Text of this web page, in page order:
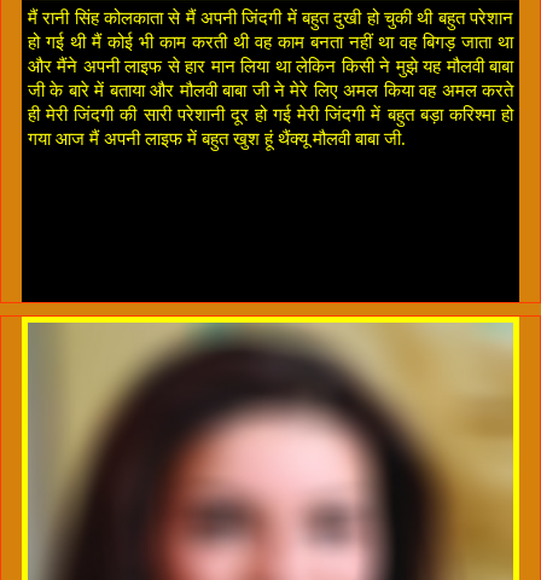
मैं रानी सिंह कोलकाता से मैं अपनी जिंदगी में बहुत दुखी हो चुकी थी बहुत परेशान
हो गई थी मैं कोई भी काम करती थी वह काम बनता नहीं था वह बिगड़ जाता था
और मैंने अपनी लाइफ से हार मान लिया था लेकिन किसी ने मुझे यह मौलवी बाबा
जी के बारे में बताया और मौलवी बाबा जी ने मेरे लिए अमल किया वह अमल करते
ही मेरी जिंदगी की सारी परेशानी दूर हो गई मेरी जिंदगी में बहुत बड़ा करिश्मा हो
गया आज मैं अपनी लाइफ में बहुत खुश हूं थैंक्यू मौलवी बाबा जी.